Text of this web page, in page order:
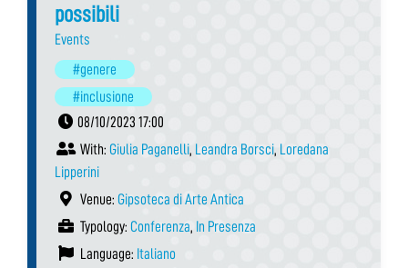
possibili
Events
#genere
#inclusione
08/10/2023 17:00
With: Giulia Paganelli, Leandra Borsci, Loredana
Lipperini
Venue: Gipsoteca di Arte Antica
Typology: Conferenza, In Presenza
Language: Italiano